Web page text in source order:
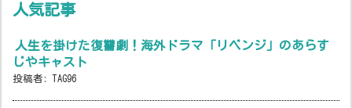
人気記事
人生を掛けた復讐劇！海外ドラマ「リベンジ」のあらす
じやキャスト
投稿者: TAG96